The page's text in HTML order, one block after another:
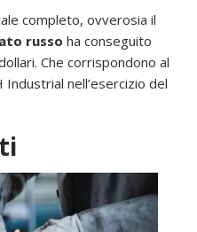
completo, ovverosia il
russo ha conseguito
Che corrispondono al
nell’esercizio del